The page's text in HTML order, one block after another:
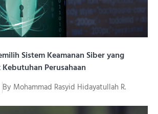
Sistem Keamanan Siber yang
Perusahaan
By Mohammad Rasyid Hidayatullah R.
digital yang terus berkembang